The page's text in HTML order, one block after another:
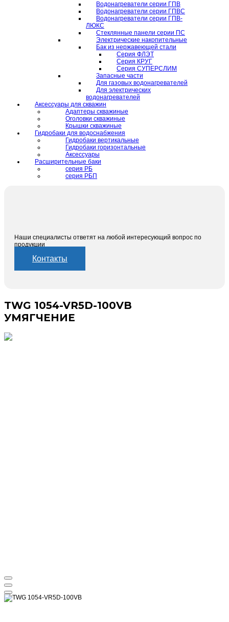
Водонагреватели серии ГПВ
Водонагреватели серии ГПВС
Водонагреватели серии ГПВ-
ЛЮКС
Стеклянные панели серии ПС
Электрические накопительные
Бак из нержавеющей стали
Серия ФЛЭТ
Серия КРУГ
Серия СУПЕРСЛИМ
Запасные части
Для газовых водонагревателей
Для электрических
водонагревателей
Аксессуары для скважин
Адаптеры скважиные
Оголовки скважиные
Крышки скважиные
Гидробаки для водоснабжения
Гидробаки вертикальные
Гидробаки горизонтальные
Аксессуары
Расширительные баки
серия РБ
серия РБП
Наши специалисты ответят на любой интересующий вопрос по
продукции
Контакты
TWG 1054-VR5D-100VB
УМЯГЧЕНИЕ